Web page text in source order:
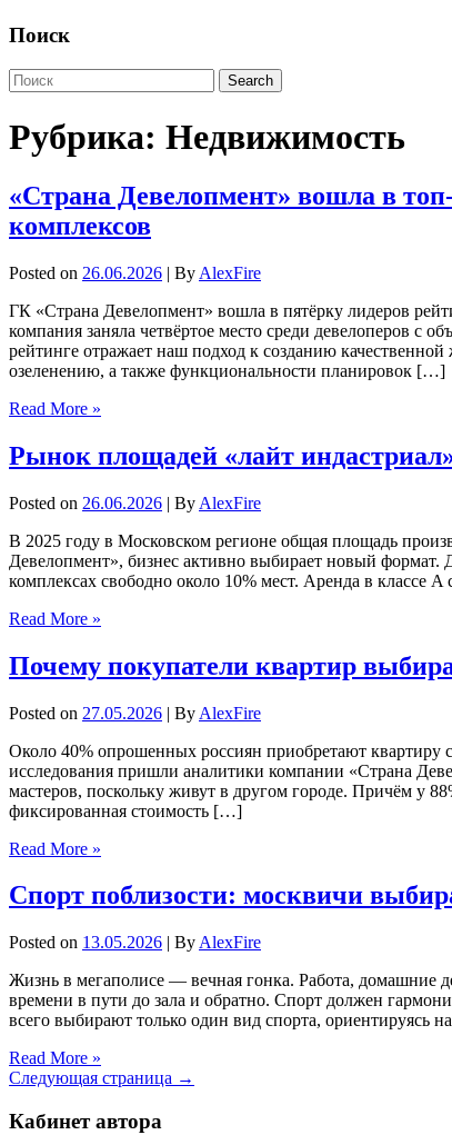
Поиск
Рубрика: Недвижимость
«Страна Девелопмент» вошла в
комплексов
Posted on 26.06.2026 | By AlexFire
ГК «Страна Девелопмент» вошла в пятёрку лидеров
компания заняла четвёртое место среди девелоперов с
рейтинге отражает наш подход к созданию
озеленению, а также функциональности планировок […]
Read More »
Рынок площадей «лайт
Posted on 26.06.2026 | By AlexFire
В 2025 году в Московском регионе общая площадь
Девелопмент», бизнес активно выбирает новый формат.
комплексах свободно около 10% мест. Аренда в
Read More »
Почему покупатели квартир
Posted on 27.05.2026 | By AlexFire
Около 40% опрошенных россиян приобретают квартиру
исследования пришли аналитики компании «Страна
мастеров, поскольку живут в другом городе. Причём у
фиксированная стоимость […]
Read More »
Спорт поблизости: москвичи
Posted on 13.05.2026 | By AlexFire
Жизнь в мегаполисе — вечная гонка. Работа, домашние
времени в пути до зала и обратно. Спорт должен
всего выбирают только один вид спорта, ориентируясь
Read More »
Следующая страница →
Кабинет автора